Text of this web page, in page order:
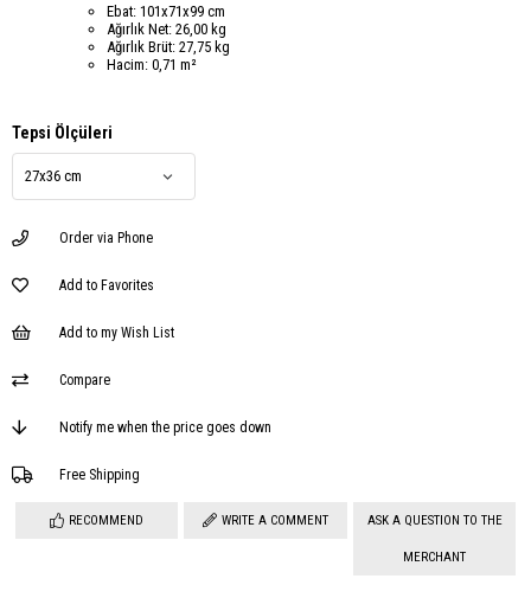
Ebat: 101x71x99 cm
Ağırlık Net: 26,00 kg
Ağırlık Brüt: 27,75 kg
Hacim: 0,71 m²
Tepsi Ölçüleri
Order via Phone
Add to Favorites
Add to my Wish List
Compare
Notify me when the price goes down
Free Shipping
RECOMMEND WRITE A COMMENT ASK A QUESTION TO THE
MERCHANT